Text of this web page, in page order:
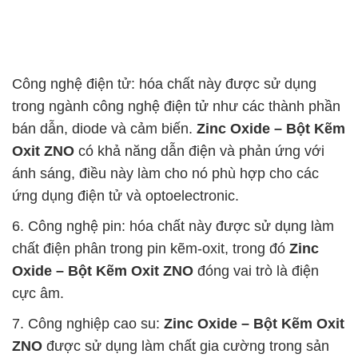
Công nghệ điện tử: hóa chất này được sử dụng
trong ngành công nghệ điện tử như các thành phần
bán dẫn, diode và cảm biến. Zinc Oxide – Bột Kẽm
Oxit ZNO có khả năng dẫn điện và phản ứng với
ánh sáng, điều này làm cho nó phù hợp cho các
ứng dụng điện tử và optoelectronic.
6. Công nghệ pin: hóa chất này được sử dụng làm
chất điện phân trong pin kẽm-oxit, trong đó Zinc
Oxide – Bột Kẽm Oxit ZNO đóng vai trò là điện
cực âm.
7. Công nghiệp cao su: Zinc Oxide – Bột Kẽm Oxit
ZNO được sử dụng làm chất gia cường trong sản